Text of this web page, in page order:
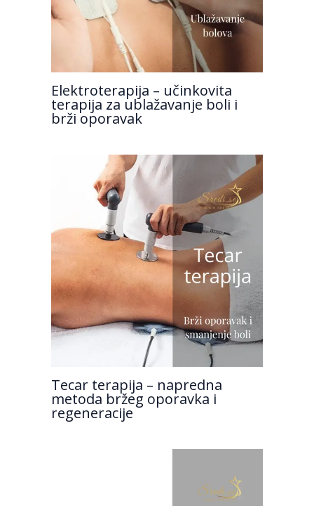
Elektroterapija – učinkovita
terapija za ublažavanje boli i
brži oporavak
Tecar terapija – napredna
metoda bržeg oporavka i
regeneracije